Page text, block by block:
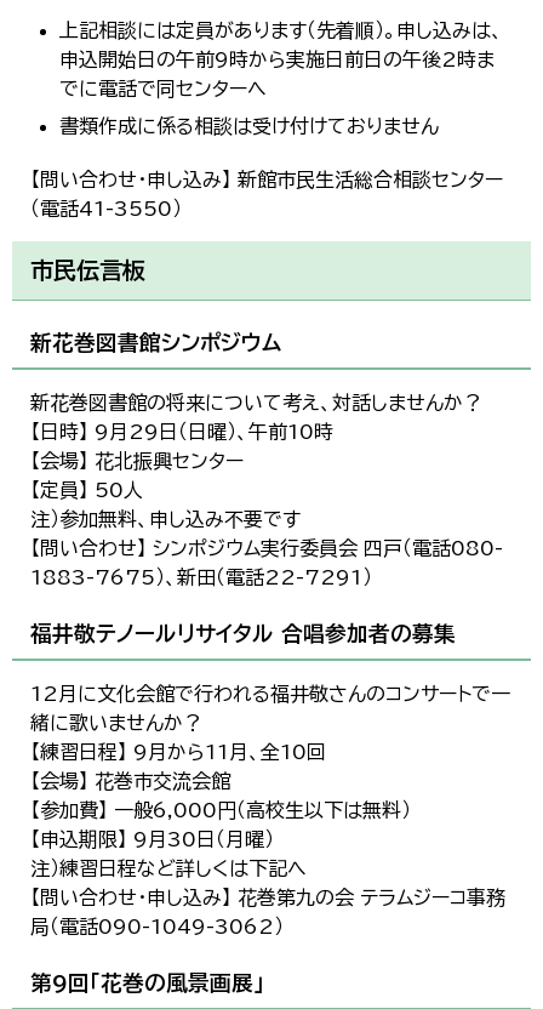
上記相談には定員があります（先着順）。申し込みは、
申込開始日の午前9時から実施日前日の午後2時ま
でに電話で同センターへ
書類作成に係る相談は受け付けておりません
【問い合わせ・申し込み】 新館市民生活総合相談センター
（電話41-3550）
市民伝言板
新花巻図書館シンポジウム
新花巻図書館の将来について考え、対話しませんか？
【日時】 9月29日（日曜）、午前10時
【会場】 花北振興センター
【定員】 50人
注）参加無料、申し込み不要です
【問い合わせ】 シンポジウム実行委員会 四戸（電話080-
1883-7675）、新田（電話22-7291）
福井敬テノールリサイタル 合唱参加者の募集
12月に文化会館で行われる福井敬さんのコンサートで一
緒に歌いませんか？
【練習日程】 9月から11月、全10回
【会場】 花巻市交流会館
【参加費】 一般6,000円（高校生以下は無料）
【申込期限】 9月30日（月曜）
注）練習日程など詳しくは下記へ
【問い合わせ・申し込み】 花巻第九の会 テラムジーコ事務
局（電話090-1049-3062）
第9回「花巻の風景画展」